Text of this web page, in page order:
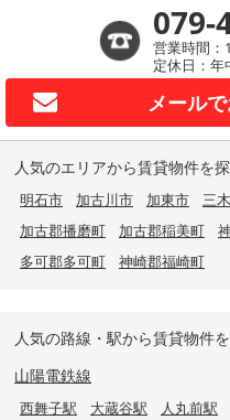
079-
営業時間：
定休日：年
メールで
人気のエリアから賃貸物件を
明石市 加古川市 加東市 三
加古郡播磨町
加古郡稲美町
多可郡多可町
神崎郡福崎町
人気の路線・駅から賃貸物件
山陽電鉄線
西舞子駅 大蔵谷駅 人丸前駅